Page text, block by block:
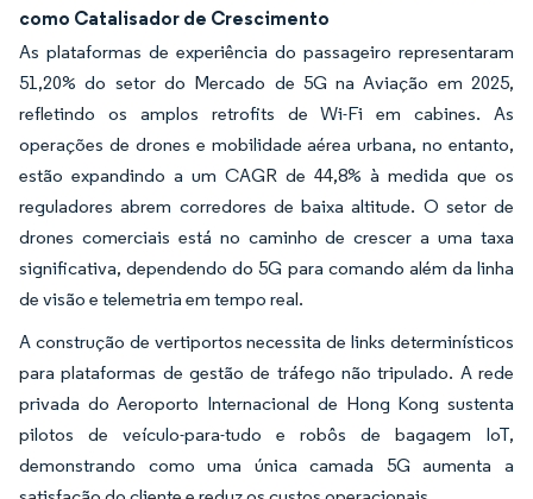
como Catalisador de Crescimento
As plataformas de experiência do passageiro representaram
51,20% do setor do Mercado de 5G na Aviação em 2025,
refletindo os amplos retrofits de Wi-Fi em cabines. As
operações de drones e mobilidade aérea urbana, no entanto,
estão expandindo a um CAGR de 44,8% à medida que os
reguladores abrem corredores de baixa altitude. O setor de
drones comerciais está no caminho de crescer a uma taxa
significativa, dependendo do 5G para comando além da linha
de visão e telemetria em tempo real.
A construção de vertiportos necessita de links determinísticos
para plataformas de gestão de tráfego não tripulado. A rede
privada do Aeroporto Internacional de Hong Kong sustenta
pilotos de veículo-para-tudo e robôs de bagagem IoT,
demonstrando como uma única camada 5G aumenta a